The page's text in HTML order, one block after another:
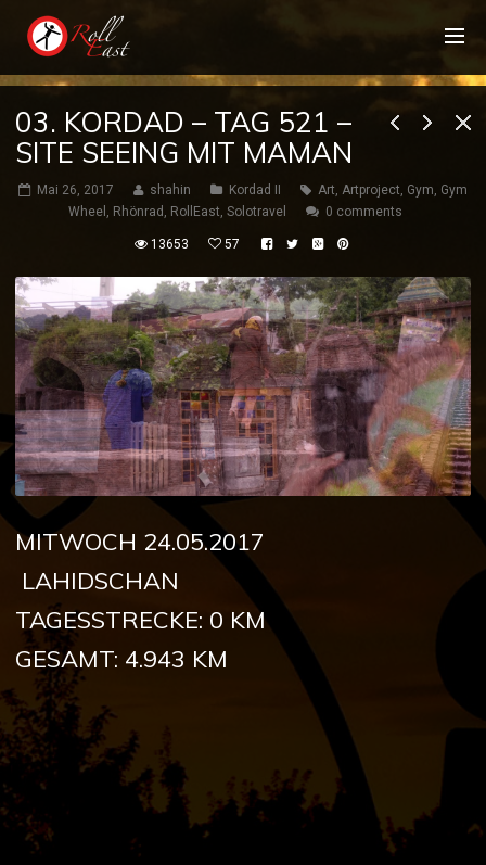
03. KORDAD – TAG 521 –
SITE SEEING MIT MAMAN
Mai 26, 2017 shahin Kordad II Art, Artproject, Gym, Gym
Wheel , Rhönrad , RollEast, Solotravel 0 comments
13653 57
MITWOCH 24.05.2017
LAHIDSCHAN
TAGESSTRECKE: 0 KM
GESAMT: 4.943 KM